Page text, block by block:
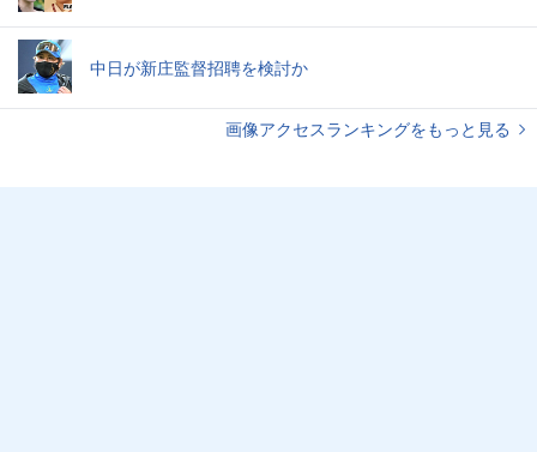
中日が新庄監督招聘を検討か
画像アクセスランキングをもっと見る